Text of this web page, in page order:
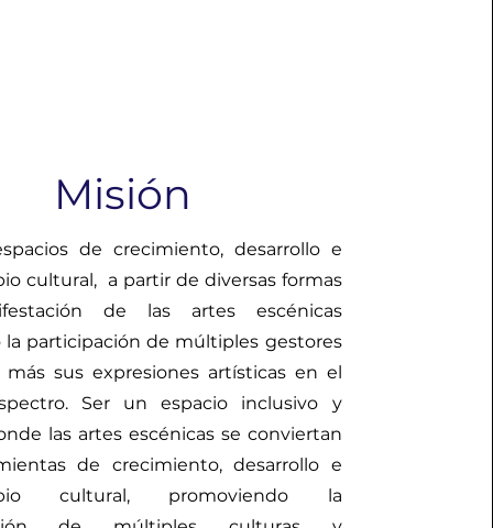
Misión
de crecimiento, desarrollo e
cultural, a partir de diversas formas
de las artes escénicas
la participación de múltiples gestores
más sus expresiones artísticas en el
Ser un espacio inclusivo y
las artes escénicas se conviertan
de crecimiento, desarrollo e
cultural, promoviendo la